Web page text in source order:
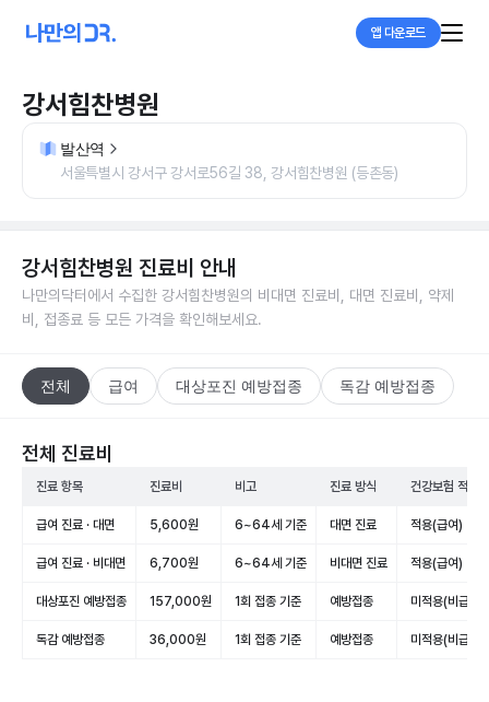
앱 다운로드
강서힘찬병원
발산역
서울특별시 강서구 강서로56길 38, 강서힘찬병원 (등촌동)
강서힘찬병원 진료비 안내
나만의닥터에서 수집한 강서힘찬병원의 비대면 진료비, 대면 진료비, 약제
비, 접종료 등 모든 가격을 확인해보세요.
전체 급여 대상포진 예방접종 독감 예방접종
전체 진료비
진료 항목 진료비 비고 진료 방식 건강보험 적용
급여 진료 · 대면 5,600원 6~64세 기준 대면 진료 적용(급여)
급여 진료 · 비대면 6,700원 6~64세 기준 비대면 진료 적용(급여)
대상포진 예방접종 157,000원 1회 접종 기준 예방접종 미적용(비급여)
독감 예방접종 36,000원 1회 접종 기준 예방접종 미적용(비급여)